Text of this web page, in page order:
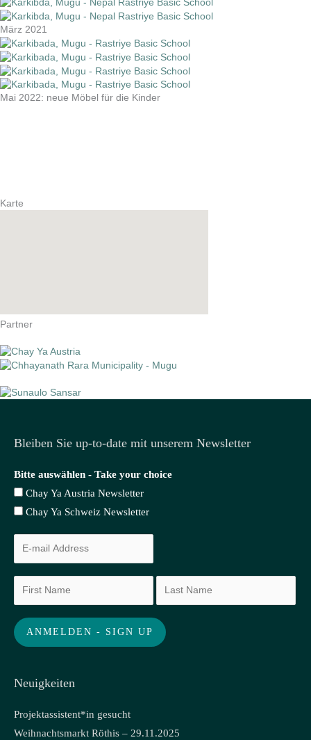
März 2021
Mai 2022: neue Möbel für die Kinder
Karte
Partner
Bleiben Sie up-to-date mit unserem Newsletter
Bitte auswählen - Take your choice
Chay Ya Austria Newsletter
Chay Ya Schweiz Newsletter
Neuigkeiten
Projektassistent*in gesucht
Weihnachtsmarkt Röthis – 29.11.2025